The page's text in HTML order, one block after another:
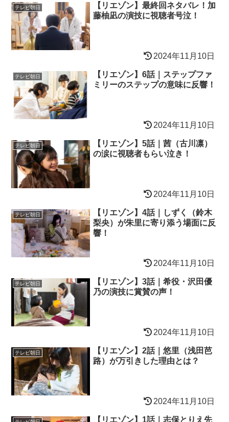
テレビ朝日
【リエゾン】最終回ネタバレ！加
藤柚凪の演技に視聴者号泣！
2024年11月10日
テレビ朝日
【リエゾン】6話｜ステップファ
ミリーのステップの意味に反響！
2024年11月10日
テレビ朝日
【リエゾン】5話｜茜（古川凛）
の涙に視聴者もらい泣き！
2024年11月10日
テレビ朝日
【リエゾン】4話｜しずく（鈴木
梨央）が朱里に寄り添う場面に反
響！
2024年11月10日
テレビ朝日
【リエゾン】3話｜希役・沢田優
乃の演技に賞賛の声！
2024年11月10日
テレビ朝日
【リエゾン】2話｜悠里（浅田芭
路）が万引きした理由とは？
2024年11月10日
【リエゾン】1話｜志保とりえ先